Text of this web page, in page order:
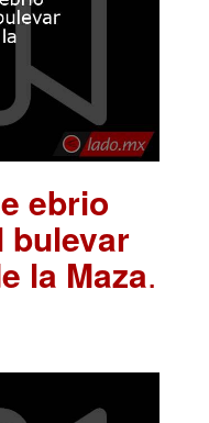
ebrio
bulevar
la Maza.